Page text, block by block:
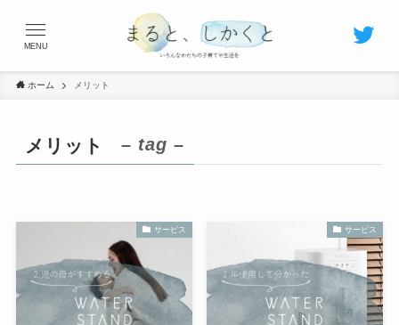
MENU
ホーム メリット
メリット – tag –
サービス サービス